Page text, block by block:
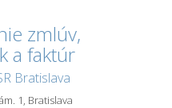
zmlúv,
a faktúr
Bratislava
1, Bratislava